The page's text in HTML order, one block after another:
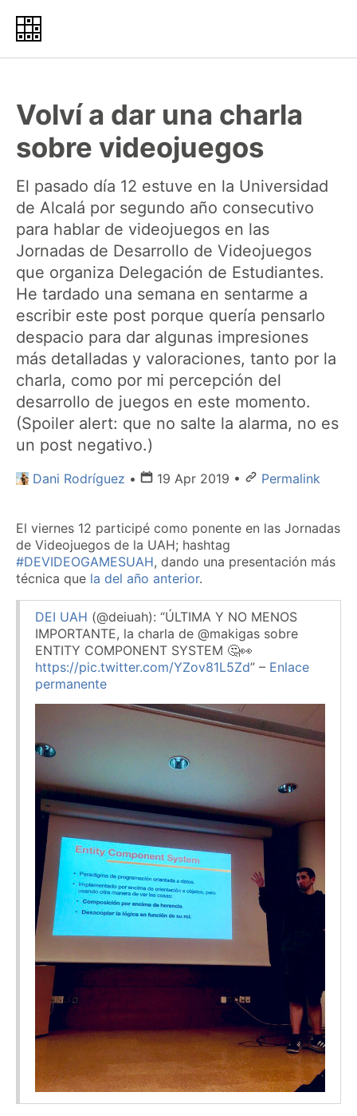
Volví a dar una charla
sobre videojuegos
El pasado día 12 estuve en la Universidad
de Alcalá por segundo año consecutivo
para hablar de videojuegos en las
Jornadas de Desarrollo de Videojuegos
que organiza Delegación de Estudiantes.
He tardado una semana en sentarme a
escribir este post porque quería pensarlo
despacio para dar algunas impresiones
más detalladas y valoraciones, tanto por la
charla, como por mi percepción del
desarrollo de juegos en este momento.
(Spoiler alert: que no salte la alarma, no es
un post negativo.)
Dani Rodríguez • 19 Apr 2019 • Permalink
El viernes 12 participé como ponente en las Jornadas
de Videojuegos de la UAH; hashtag
#DEVIDEOGAMESUAH, dando una presentación más
técnica que la del año anterior.
DEI UAH (@deiuah): ÚLTIMA Y NO MENOS
IMPORTANTE, la charla de @makigas sobre
ENTITY COMPONENT SYSTEM 🤔👀
https://pic.twitter.com/YZov81L5Zd – Enlace
permanente